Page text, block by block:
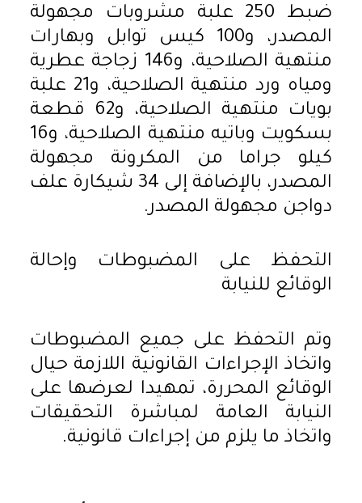
ضبط 250 علبة مشروبات مجهولة
المصدر، و100 كيس توابل وبهارات
منتهية الصلاحية، و146 زجاجة عطرية
ومياه ورد منتهية الصلاحية، و21 علبة
بويات منتهية الصلاحية، و62 قطعة
بسكويت وباتيه منتهية الصلاحية، و16
كيلو جراما من المكرونة مجهولة
المصدر، بالإضافة إلى 34 شيكارة علف
دواجن مجهولة المصدر.
التحفظ على المضبوطات وإحالة
الوقائع للنيابة
وتم التحفظ على جميع المضبوطات
واتخاذ الإجراءات القانونية اللازمة حيال
الوقائع المحررة، تمهيدا لعرضها على
النيابة العامة لمباشرة التحقيقات
واتخاذ ما يلزم من إجراءات قانونية.